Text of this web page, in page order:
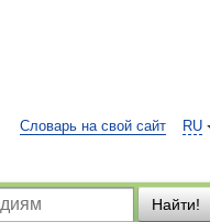
RU
Словарь на свой сайт
Найти!